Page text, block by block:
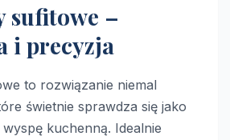
sufitowe –
i precyzja
to rozwiązanie niemal
świetnie sprawdza się jako
kuchenną. Idealnie